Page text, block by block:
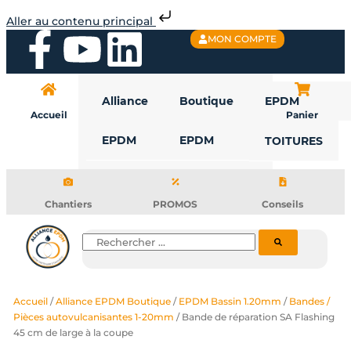
Aller au contenu principal
au
contenuF
a
c
b
o
o
k
Y
o
u
u
b
L
i
n
d
n
MON COMPTE
Accueil
Alliance
EPDM
Boutique
EPDM
EPDM
TOITURES
Panier
Chantiers PROMOS Conseils
Rechercher
Accueil/Alliance EPDM Boutique/ EPDM Bassin 1.20mm / Bandes /
Pièces autovulcanisantes 1-20mm / Bande de réparation SA Flashing
45 cm de large à la coupe